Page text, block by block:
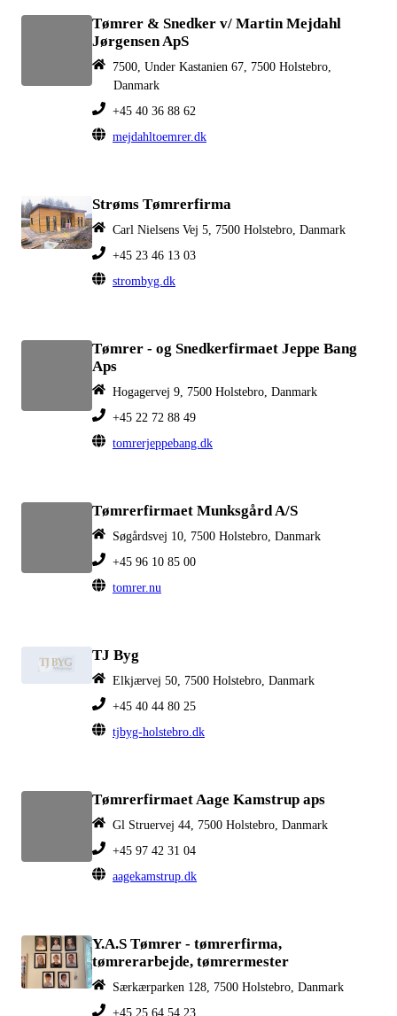
Tømrer & Snedker v/ Martin Mejdahl
Jørgensen ApS
7500, Under Kastanien 67, 7500 Holstebro,
Danmark
+45 40 36 88 62
mejdahltoemrer.dk
Strøms Tømrerfirma
Carl Nielsens Vej 5, 7500 Holstebro, Danmark
+45 23 46 13 03
strombyg.dk
Tømrer - og Snedkerfirmaet Jeppe Bang
Aps
Hogagervej 9, 7500 Holstebro, Danmark
+45 22 72 88 49
tomrerjeppebang.dk
Tømrerfirmaet Munksgård A/S
Søgårdsvej 10, 7500 Holstebro, Danmark
+45 96 10 85 00
tomrer.nu
TJ Byg
Elkjærvej 50, 7500 Holstebro, Danmark
+45 40 44 80 25
tjbyg-holstebro.dk
Tømrerfirmaet Aage Kamstrup aps
Gl Struervej 44, 7500 Holstebro, Danmark
+45 97 42 31 04
aagekamstrup.dk
Y.A.S Tømrer - tømrerfirma,
tømrerarbejde, tømrermester
Særkærparken 128, 7500 Holstebro, Danmark
+45 25 64 54 23